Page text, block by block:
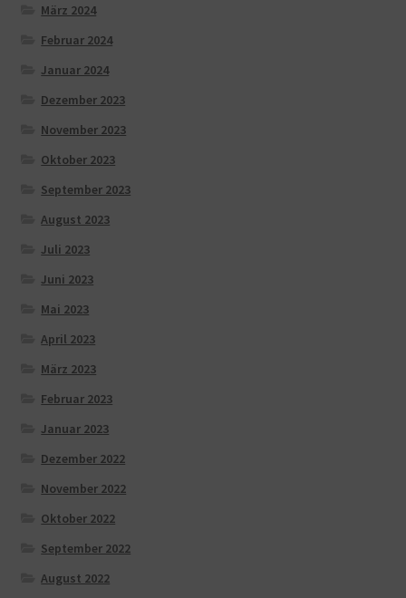
März 2024
Februar 2024
Januar 2024
Dezember 2023
November 2023
Oktober 2023
September 2023
August 2023
Juli 2023
Juni 2023
Mai 2023
April 2023
März 2023
Februar 2023
Januar 2023
Dezember 2022
November 2022
Oktober 2022
September 2022
August 2022